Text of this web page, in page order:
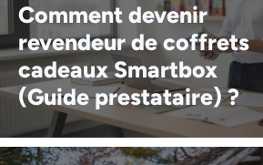
Comment devenir
revendeur de coffrets
cadeaux Smartbox
(Guide prestataire) ?